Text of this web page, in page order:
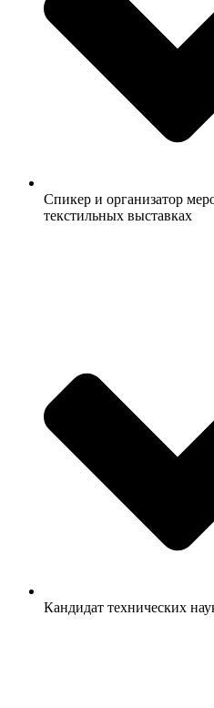
Спикер и организатор
текстильных выставках
Кандидат технических